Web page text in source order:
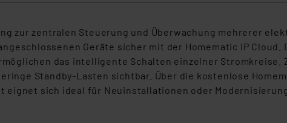
zur zentralen Steuerung und Überwachung mehrerer
Geräte sicher mit der Homematic IP
das intelligente Schalten einzelner Stromkreise.
Standby‑Lasten sichtbar. Über die kostenlose
sich ideal für Neuinstallationen oder